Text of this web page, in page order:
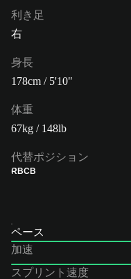
利き足
右
身長
178cm / 5'10"
体重
67kg / 148lb
代替ポジション
RBCB
ペース
加速
スプリント速度